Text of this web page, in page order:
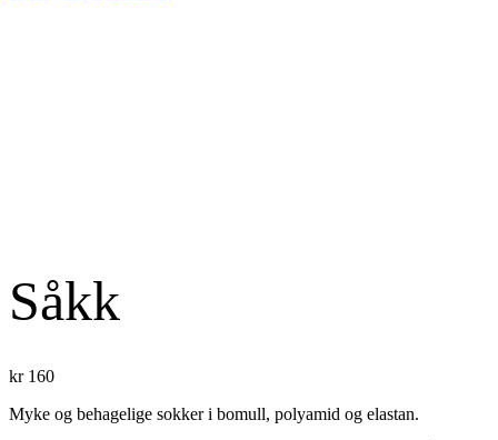
Såkk
kr160
Myke og behagelige sokker i bomull, polyamid og elastan.